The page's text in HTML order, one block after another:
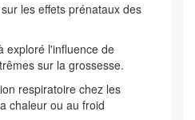
les effets prénataux des
exploré l'influence de
sur la grossesse.
respiratoire chez les
chaleur ou au froid